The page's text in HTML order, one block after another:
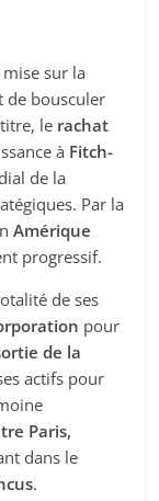
mise sur la
de bousculer
le rachat
à Fitch-
de la
Par la
Amérique
progressif.
de ses
pour
de la
actifs pour
Paris,
dans le
.